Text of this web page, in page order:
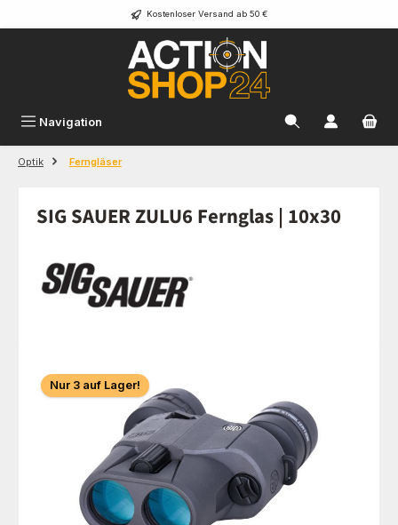
Zum Hauptinhalt springen Kostenloser Versand ab 50 €
Navigation
Optik Ferngläser
SIG SAUER ZULU6 Fernglas | 10x30
Bildergalerie überspringen
Nur 3 auf Lager!